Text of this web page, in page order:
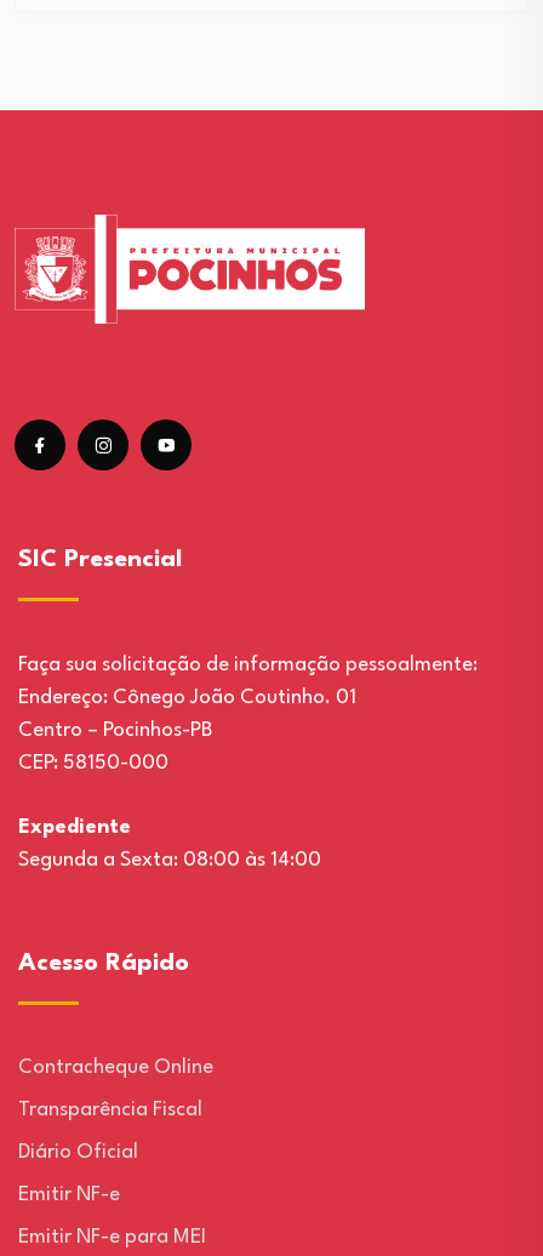
SIC Presencial
Faça sua solicitação de informação pessoalmente:
Endereço: Cônego João Coutinho. 01
Centro – Pocinhos-PB
CEP: 58150-000
Expediente
Segunda a Sexta: 08:00 às 14:00
Acesso Rápido
Contracheque Online
Transparência Fiscal
Diário Oficial
Emitir NF-e
Emitir NF-e para MEI